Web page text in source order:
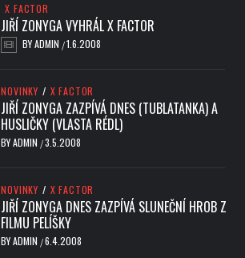
X FACTOR
JIŘÍ ZONYGA VYHRÁL X FACTOR
BYADMIN /1.6.2008
NOVINKY / X FACTOR
JIŘÍ ZONYGA ZAZPÍVÁ DNES (TUBLATANKA) A
HUSLIČKY (VLASTA RÉDL)
BYADMIN /3.5.2008
NOVINKY / X FACTOR
JIŘÍ ZONYGA DNES ZAZPÍVÁ SLUNEČNÍ HROB Z
FILMU PELÍŠKY
BYADMIN /6.4.2008